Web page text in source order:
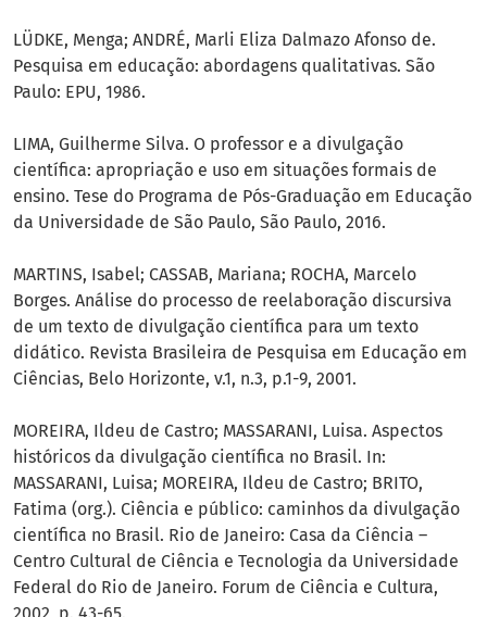
LÜDKE, Menga; ANDRÉ, Marli Eliza Dalmazo Afonso de.
Pesquisa em educação: abordagens qualitativas. São
Paulo: EPU, 1986.
LIMA, Guilherme Silva. O professor e a divulgação
científica: apropriação e uso em situações formais de
ensino. Tese do Programa de Pós-Graduação em Educação
da Universidade de São Paulo, São Paulo, 2016.
MARTINS, Isabel; CASSAB, Mariana; ROCHA, Marcelo
Borges. Análise do processo de reelaboração discursiva
de um texto de divulgação científica para um texto
didático. Revista Brasileira de Pesquisa em Educação em
Ciências, Belo Horizonte, v.1, n.3, p.1-9, 2001.
MOREIRA, Ildeu de Castro; MASSARANI, Luisa. Aspectos
históricos da divulgação científica no Brasil. In:
MASSARANI, Luisa; MOREIRA, Ildeu de Castro; BRITO,
Fatima (org.). Ciência e público: caminhos da divulgação
científica no Brasil. Rio de Janeiro: Casa da Ciência –
Centro Cultural de Ciência e Tecnologia da Universidade
Federal do Rio de Janeiro. Forum de Ciência e Cultura,